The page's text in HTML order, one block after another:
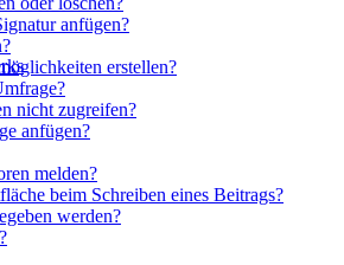
anfügen?
erstellen?
nicht zugreifen?
anfügen?
melden?
beim Schreiben eines Beitrags?
werden?